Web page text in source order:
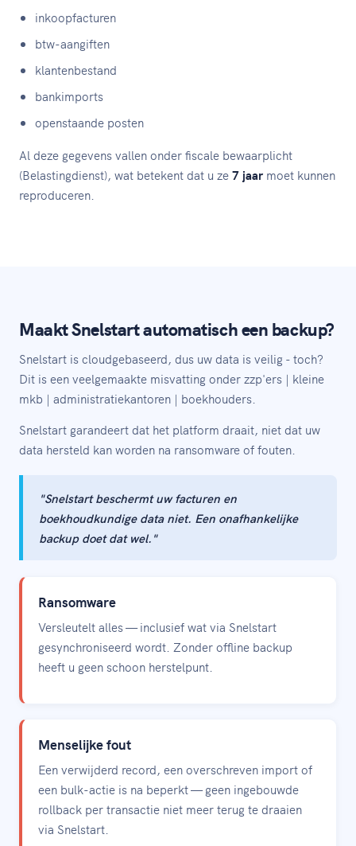
inkoopfacturen
btw-aangiften
klantenbestand
bankimports
openstaande posten
Al deze gegevens vallen onder fiscale bewaarplicht
(Belastingdienst), wat betekent dat u ze7 jaar moet kunnen
reproduceren.
Maakt Snelstart automatisch een backup?
Snelstart is cloudgebaseerd, dus uw data is veilig - toch?
Dit is een veelgemaakte misvatting onder zzp'ers | kleine
mkb | administratiekantoren | boekhouders.
Snelstart garandeert dat het platform draait, niet dat uw
data hersteld kan worden na ransomware of fouten.
"Snelstart beschermt uw facturen en
boekhoudkundige data niet. Een onafhankelijke
backup doet dat wel."
Ransomware
Versleutelt alles — inclusief wat via Snelstart
gesynchroniseerd wordt. Zonder offline backup
heeft u geen schoon herstelpunt.
Menselijke fout
Een verwijderd record, een overschreven import of
een bulk-actie is na beperkt — geen ingebouwde
rollback per transactie niet meer terug te draaien
via Snelstart.